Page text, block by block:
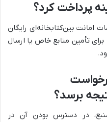
پرداخت کرد؟
امانت بین‌کتابخانه‌ای رایگان
تأمین منابع خاص یا ارسال
برسد؟
در دسترس بودن آن در